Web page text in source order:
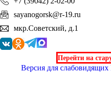
sayanogorsk@r-19.ru
мкр.Советский, д.1
Перейти на
Версия для слабовидящих